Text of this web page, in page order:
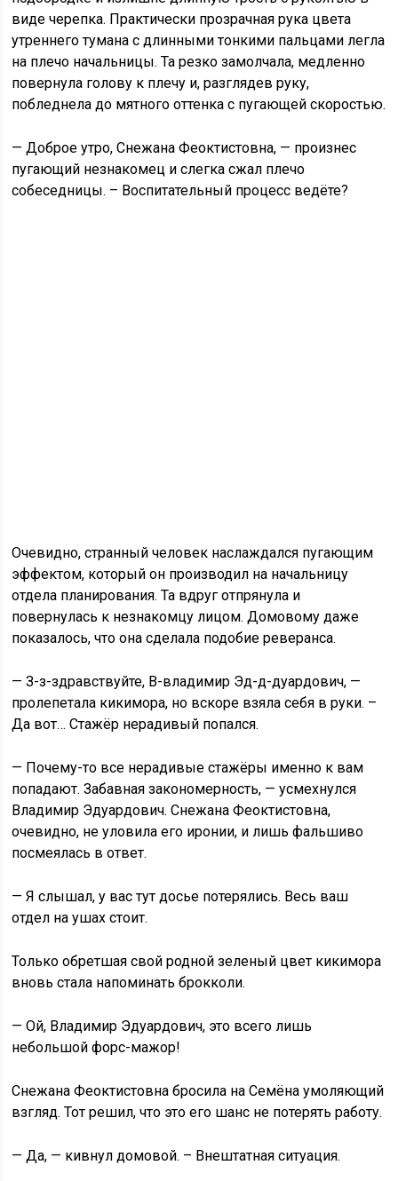
виде черепка. Практически прозрачная рука цвета
утреннего тумана с длинными тонкими пальцами легла
на плечо начальницы. Та резко замолчала, медленно
повернула голову к плечу и, разглядев руку,
побледнела до мятного оттенка с пугающей скоростью.
— Доброе утро, Снежана Феоктистовна, — произнес
пугающий незнакомец и слегка сжал плечо
собеседницы. – Воспитательный процесс ведёте?
Очевидно, странный человек наслаждался пугающим
эффектом, который он производил на начальницу
отдела планирования. Та вдруг отпрянула и
повернулась к незнакомцу лицом. Домовому даже
показалось, что она сделала подобие реверанса.
— З-з-здравствуйте, В-владимир Эд-д-дуардович, —
пролепетала кикимора, но вскоре взяла себя в руки. –
Да вот… Стажёр нерадивый попался.
— Почему-то все нерадивые стажёры именно к вам
попадают. Забавная закономерность, — усмехнулся
Владимир Эдуардович. Снежана Феоктистовна,
очевидно, не уловила его иронии, и лишь фальшиво
посмеялась в ответ.
— Я слышал, у вас тут досье потерялись. Весь ваш
отдел на ушах стоит.
Только обретшая свой родной зеленый цвет кикимора
вновь стала напоминать брокколи.
— Ой, Владимир Эдуардович, это всего лишь
небольшой форс-мажор!
Снежана Феоктистовна бросила на Семёна умоляющий
взгляд. Тот решил, что это его шанс не потерять работу.
— Да, — кивнул домовой. – Внештатная ситуация.